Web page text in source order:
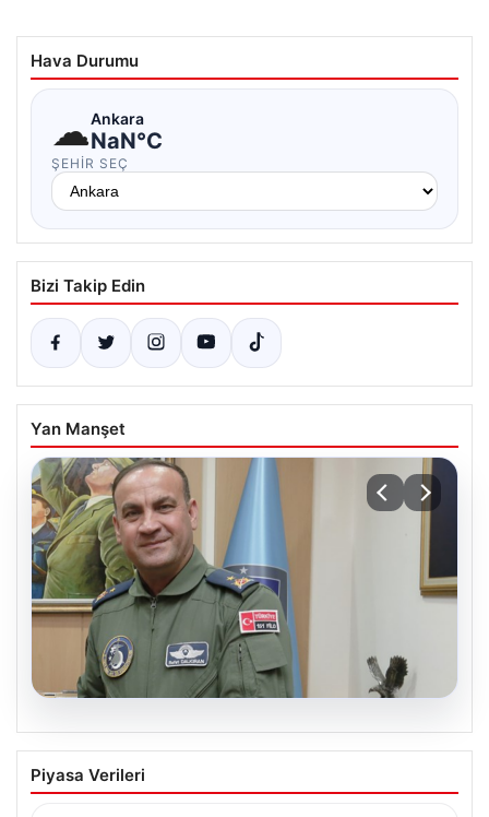
Hava Durumu
☁Ankara
NaN°C
ŞEHIR SEÇ
Bizi Takip Edin
Yan Manşet
Rafet Dalkıran kimdir? Yeni Hava
Kuvvetleri Komutanı Rafet Dalkıran’ın
Piyasa Verileri